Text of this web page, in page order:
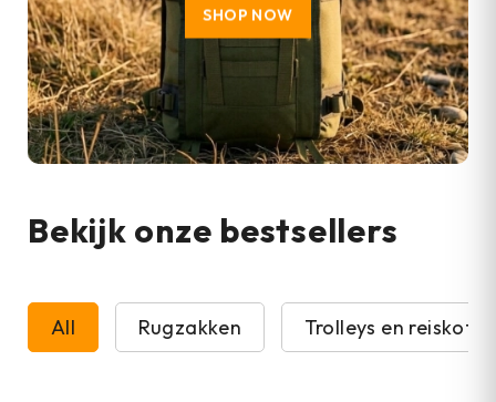
SHOP NOW
Bekijk onze bestsellers
All Rugzakken Trolleys en